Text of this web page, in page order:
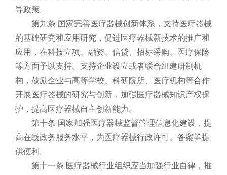
导政策。
第九条 国家完善医疗器械创新体系，支持医疗器械
的基础研究和应用研究，促进医疗器械新技术的推广和
应用，在科技立项、融资、信贷、招标采购、医疗保险
等方面予以支持。支持企业设立或者联合组建研制机
构，鼓励企业与高等学校、科研院所、医疗机构等合作
开展医疗器械的研究与创新，加强医疗器械知识产权保
护，提高医疗器械自主创新能力。
第十条 国家加强医疗器械监督管理信息化建设，提
高在线政务服务水平，为医疗器械行政许可、备案等提
供便利。
第十一条 医疗器械行业组织应当加强行业自律，推